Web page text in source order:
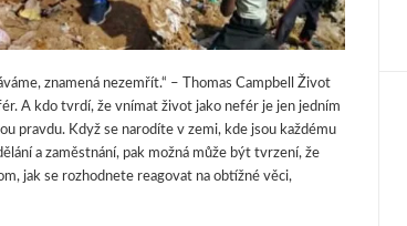
znamená nezemřít.“ – Thomas Campbell Život
A kdo tvrdí, že vnímat život jako nefér je jen jedním
pravdu. Když se narodíte v zemi, kde jsou každému
a zaměstnání, pak možná může být tvrzení, že
jak se rozhodnete reagovat na obtížné věci,